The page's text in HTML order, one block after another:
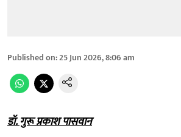
Published on:25 Jun 2026, 8:06 am
डॉ. गुरू प्रकाश पासवान